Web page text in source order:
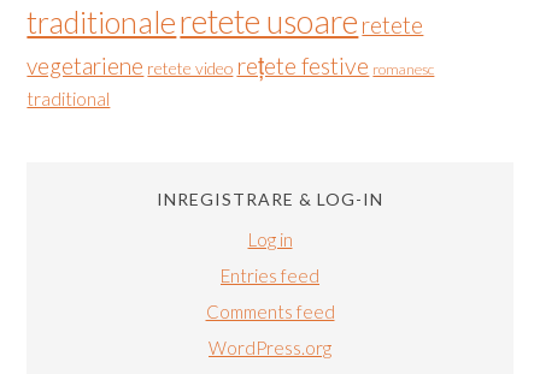
traditionaleretete usoare retete
vegetariene retete video rețete festive romanesc
traditional
INREGISTRARE & LOG-IN
Log in
Entries feed
Comments feed
WordPress.org